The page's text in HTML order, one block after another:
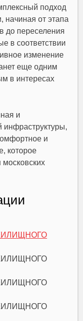
подход
начиная от этапа
до переселения
в соответствии
изменение
еще одним
в интересах
и
инфраструктуры,
и
которое